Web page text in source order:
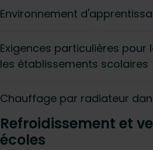
Environnement
Exigences particulières
les établissements scolaires
Chauffage par radiateur
Refroidissement et
écoles